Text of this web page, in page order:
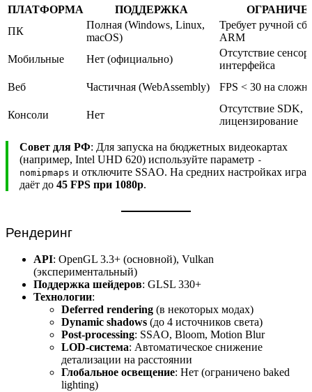
ПЛАТФОРМА ПОДДЕРЖКА
ПК
Полная (Windows, Linux,
macOS)
Требует ручной
ARM
Мобильные
Нет (официально)
Отсутствие
интерфейса
Веб
Частичная (WebAssembly) FPS < 30 на
Консоли Нет
Отсутствие SDK,
лицензирование
Совет для РФ: Для запуска на бюджетных видеокартах
(например, Intel UHD 620) используйте параметр -
nomipmaps и отключите SSAO. На средних настройках игра
даёт до 45 FPS при 1080p.
Рендеринг
API: OpenGL 3.3+ (основной), Vulkan
(экспериментальный)
Поддержка шейдеров: GLSL 330+
Технологии:
Deferred rendering (в некоторых модах)
Dynamic shadows (до 4 источников света)
Post-processing: SSAO, Bloom, Motion Blur
LOD-система: Автоматическое снижение
детализации на расстоянии
Глобальное освещение: Нет (ограничено baked
lighting)